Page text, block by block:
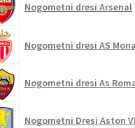
Nogometni dresi Arsenal
Nogometni dresi AS
Nogometni dresi As
Nogometni Dresi Aston